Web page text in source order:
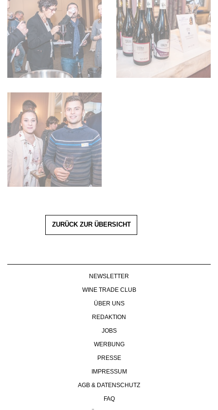
ZURÜCK ZUR ÜBERSICHT
NEWSLETTER
WINE TRADE CLUB
ÜBER UNS
REDAKTION
JOBS
WERBUNG
PRESSE
IMPRESSUM
AGB & DATENSCHUTZ
FAQ